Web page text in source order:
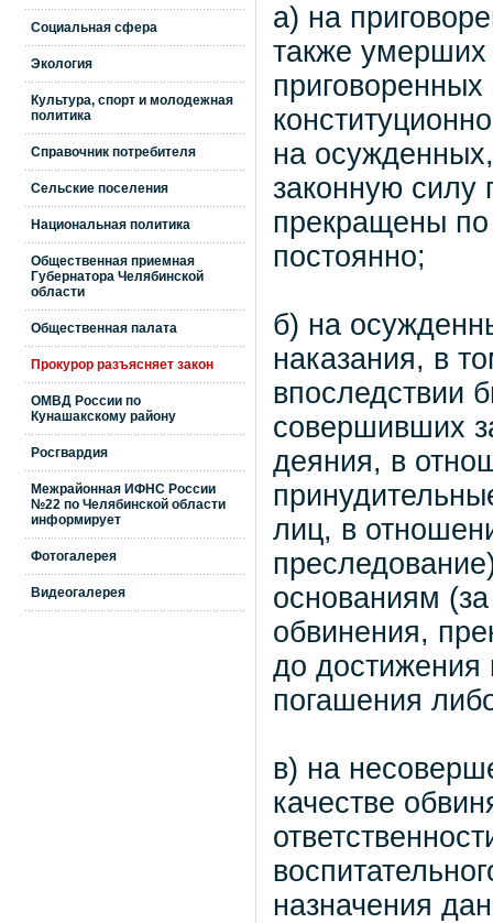
Социальная сфера
Экология
Культура, спорт и молодежная
политика
Справочник потребителя
Сельские поселения
Национальная политика
Общественная приемная
Губернатора Челябинской
области
Общественная палата
Прокурор разъясняет закон
ОМВД России по
Кунашакскому району
Росгвардия
Межрайонная ИФНС России
№22 по Челябинской области
информирует
Фотогалерея
Видеогалерея
а) на
также
на
законную силу
прекращены
постоянно;
б) на
наказания, в
впоследствии
совершивших
деяния, в
лиц, в
основаниям
обвинения,
до достижения
погашения
в) на
качестве
назначения